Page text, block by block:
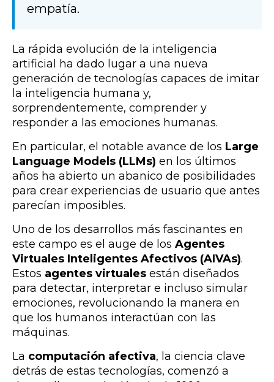
empatía.
La rápida evolución de la inteligencia
artificial ha dado lugar a una nueva
generación de tecnologías capaces de imitar
la inteligencia humana y,
sorprendentemente, comprender y
responder a las emociones humanas.
En particular, el notable avance de los Large
Language Models (LLMs) en los últimos
años ha abierto un abanico de posibilidades
para crear experiencias de usuario que antes
parecían imposibles.
Uno de los desarrollos más fascinantes en
este campo es el auge de los Agentes
Virtuales Inteligentes Afectivos (AIVAs).
Estos agentes virtuales están diseñados
para detectar, interpretar e incluso simular
emociones, revolucionando la manera en
que los humanos interactúan con las
máquinas.
La computación afectiva, la ciencia clave
detrás de estas tecnologías, comenzó a